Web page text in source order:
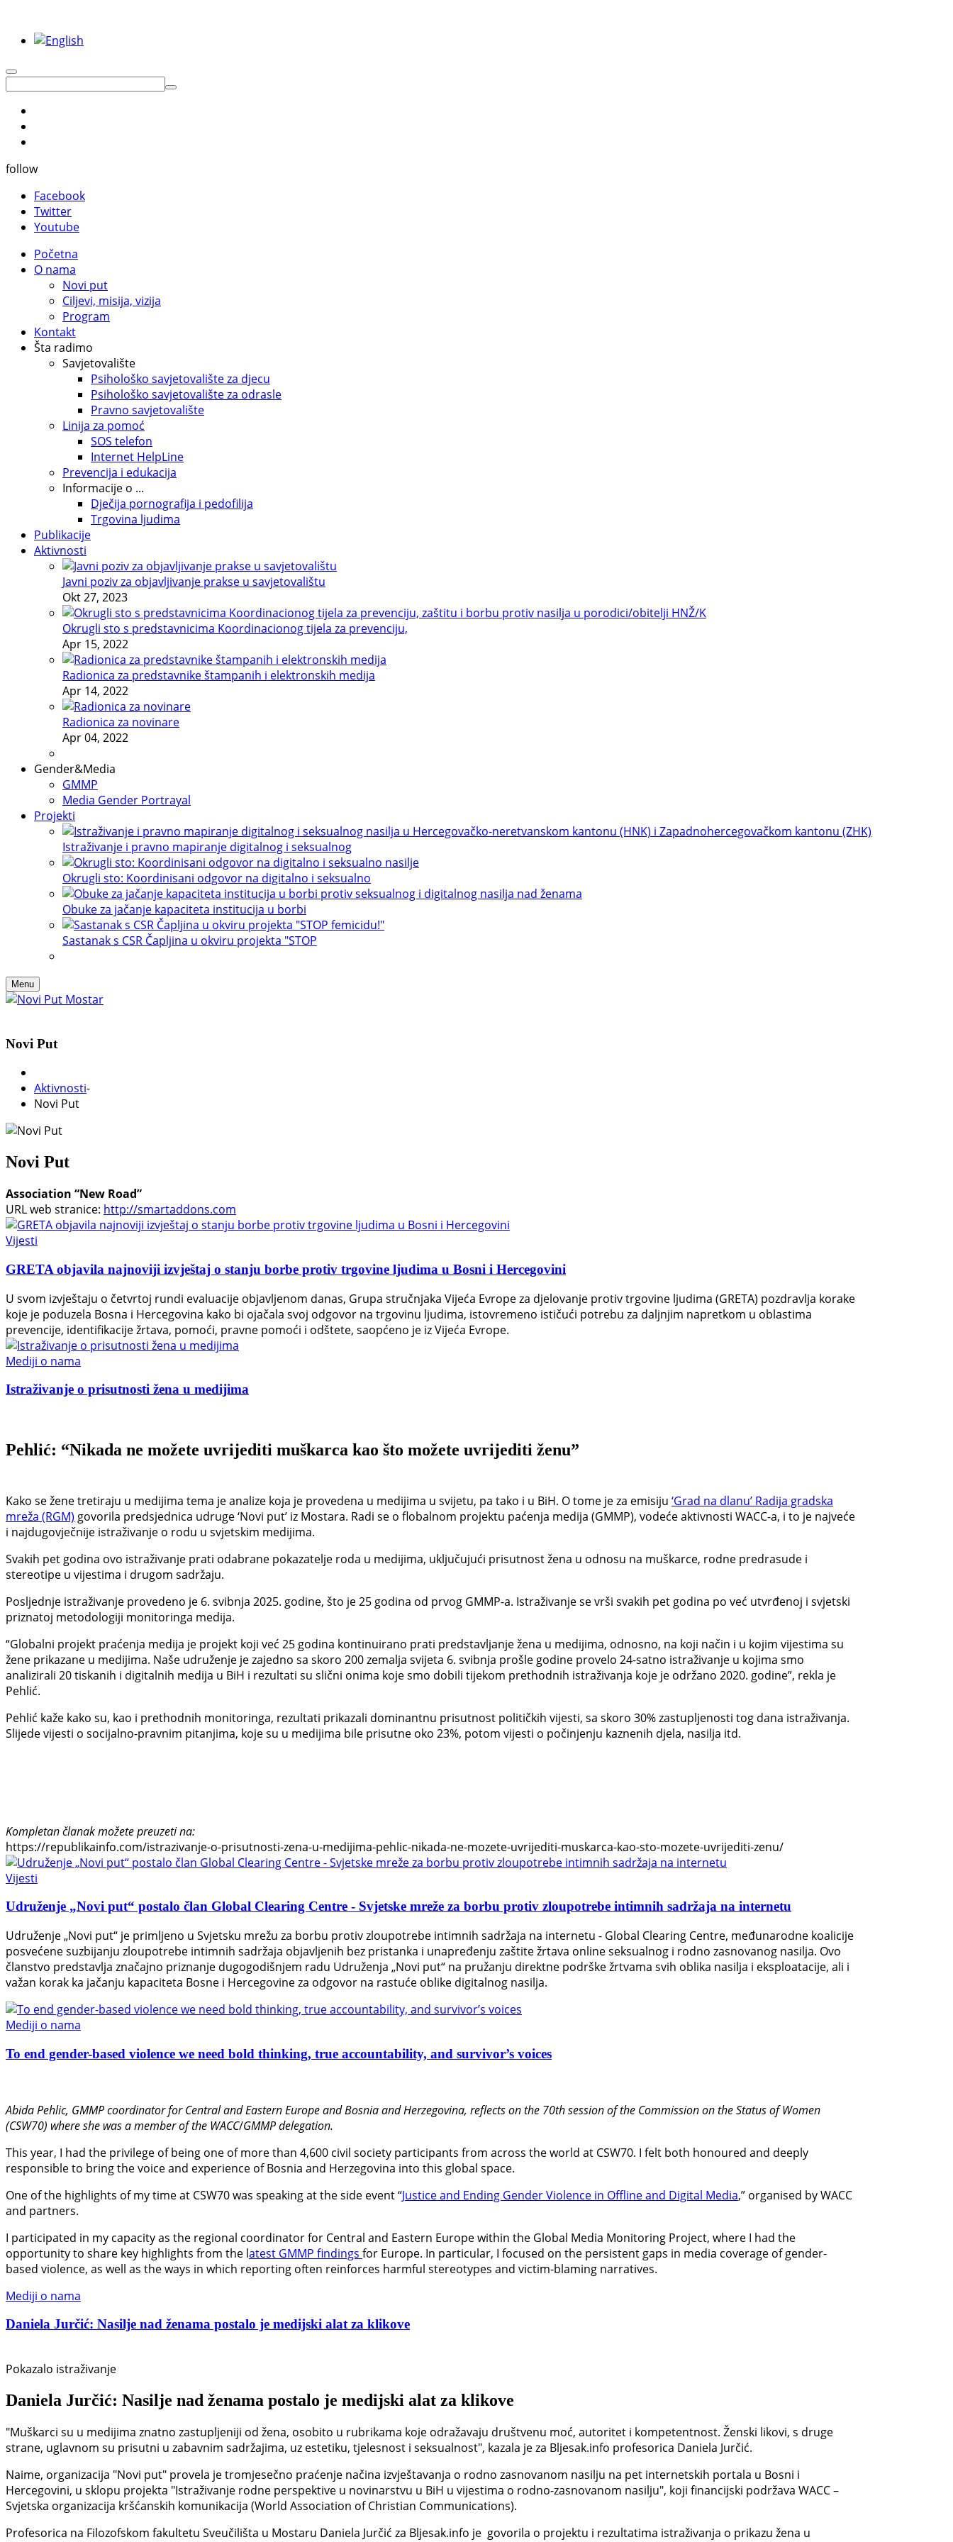
follow
Facebook
Twitter
Youtube
Početna
O nama
Novi put
Ciljevi, misija, vizija
Program
Kontakt
Šta radimo
Savjetovalište
Psihološko savjetovalište za djecu
Psihološko savjetovalište za odrasle
Pravno savjetovalište
Linija za pomoć
SOS telefon
Internet HelpLine
Prevencija i edukacija
Informacije o ...
Dječija pornografija i pedofilija
Trgovina ljudima
Publikacije
Aktivnosti
Javni poziv za objavljivanje prakse u savjetovalištu
Okt 27, 2023
Okrugli sto s predstavnicima Koordinacionog tijela za prevenciju,
Apr 15, 2022
Radionica za predstavnike štampanih i elektronskih medija
Apr 14, 2022
Radionica za novinare
Apr 04, 2022
Gender&Media
GMMP
Media Gender Portrayal
Projekti
Istraživanje i pravno mapiranje digitalnog i seksualnog
Okrugli sto: Koordinisani odgovor na digitalno i seksualno
Obuke za jačanje kapaciteta institucija u borbi
Sastanak s CSR Čapljina u okviru projekta "STOP
Menu
Novi Put
Aktivnosti-
Novi Put
Novi Put
Association “New Road”
URL web stranice: http://smartaddons.com
Vijesti
GRETA objavila najnoviji izvještaj o stanju borbe protiv trgovine ljudima u Bosni i Hercegovini
U svom izvještaju o četvrtoj rundi evaluacije objavljenom danas, Grupa stručnjaka Vijeća Evrope za djelovanje protiv trgovine ljudima (GRETA) pozdravlja korake
koje je poduzela Bosna i Hercegovina kako bi ojačala svoj odgovor na trgovinu ljudima, istovremeno ističući potrebu za daljnjim napretkom u oblastima
prevencije, identifikacije žrtava, pomoći, pravne pomoći i odštete, saopćeno je iz Vijeća Evrope.
Mediji o nama
Istraživanje o prisutnosti žena u medijima
Pehlić: “Nikada ne možete uvrijediti muškarca kao što možete uvrijediti ženu”
Kako se žene tretiraju u medijima tema je analize koja je provedena u medijima u svijetu, pa tako i u BiH. O tome je za emisiju ‘Grad na dlanu’ Radija gradska
mreža (RGM) govorila predsjednica udruge ‘Novi put’ iz Mostara. Radi se o flobalnom projektu paćenja medija (GMMP), vodeće aktivnosti WACC-a, i to je najveće
i najdugovječnije istraživanje o rodu u svjetskim medijima.
Svakih pet godina ovo istraživanje prati odabrane pokazatelje roda u medijima, uključujući prisutnost žena u odnosu na muškarce, rodne predrasude i
stereotipe u vijestima i drugom sadržaju.
Posljednje istraživanje provedeno je 6. svibnja 2025. godine, što je 25 godina od prvog GMMP-a. Istraživanje se vrši svakih pet godina po već utvrđenoj i svjetski
priznatoj metodologiji monitoringa medija.
“Globalni projekt praćenja medija je projekt koji već 25 godina kontinuirano prati predstavljanje žena u medijima, odnosno, na koji način i u kojim vijestima su
žene prikazane u medijima. Naše udruženje je zajedno sa skoro 200 zemalja svijeta 6. svibnja prošle godine provelo 24-satno istraživanje u kojima smo
analizirali 20 tiskanih i digitalnih medija u BiH i rezultati su slični onima koje smo dobili tijekom prethodnih istraživanja koje je održano 2020. godine”, rekla je
Pehlić.
Pehlić kaže kako su, kao i prethodnih monitoringa, rezultati prikazali dominantnu prisutnost političkih vijesti, sa skoro 30% zastupljenosti tog dana istraživanja.
Slijede vijesti o socijalno-pravnim pitanjima, koje su u medijima bile prisutne oko 23%, potom vijesti o počinjenju kaznenih djela, nasilja itd.
Kompletan članak možete preuzeti na:
https://republikainfo.com/istrazivanje-o-prisutnosti-zena-u-medijima-pehlic-nikada-ne-mozete-uvrijediti-muskarca-kao-sto-mozete-uvrijediti-zenu/
Vijesti
Udruženje „Novi put“ postalo član Global Clearing Centre - Svjetske mreže za borbu protiv zloupotrebe intimnih sadržaja na internetu
Udruženje „Novi put“ je primljeno u Svjetsku mrežu za borbu protiv zloupotrebe intimnih sadržaja na internetu - Global Clearing Centre, međunarodne koalicije
posvećene suzbijanju zloupotrebe intimnih sadržaja objavljenih bez pristanka i unapređenju zaštite žrtava online seksualnog i rodno zasnovanog nasilja. Ovo
članstvo predstavlja značajno priznanje dugogodišnjem radu Udruženja „Novi put“ na pružanju direktne podrške žrtvama svih oblika nasilja i eksploatacije, ali i
važan korak ka jačanju kapaciteta Bosne i Hercegovine za odgovor na rastuće oblike digitalnog nasilja.
Mediji o nama
To end gender-based violence we need bold thinking, true accountability, and survivor’s voices
Abida Pehlic, GMMP coordinator for Central and Eastern Europe and Bosnia and Herzegovina, reflects on the 70th session of the Commission on the Status of Women
(CSW70) where she was a member of the WACC/GMMP delegation.
This year, I had the privilege of being one of more than 4,600 civil society participants from across the world at CSW70. I felt both honoured and deeply
responsible to bring the voice and experience of Bosnia and Herzegovina into this global space.
One of the highlights of my time at CSW70 was speaking at the side event “Justice and Ending Gender Violence in Offline and Digital Media,” organised by WACC
and partners.
I participated in my capacity as the regional coordinator for Central and Eastern Europe within the Global Media Monitoring Project, where I had the
opportunity to share key highlights from the latest GMMP findings for Europe. In particular, I focused on the persistent gaps in media coverage of gender-
based violence, as well as the ways in which reporting often reinforces harmful stereotypes and victim-blaming narratives.
Mediji o nama
Daniela Jurčić: Nasilje nad ženama postalo je medijski alat za klikove
Pokazalo istraživanje
Daniela Jurčić: Nasilje nad ženama postalo je medijski alat za klikove
"Muškarci su u medijima znatno zastupljeniji od žena, osobito u rubrikama koje odražavaju društvenu moć, autoritet i kompetentnost. Ženski likovi, s druge
strane, uglavnom su prisutni u zabavnim sadržajima, uz estetiku, tjelesnost i seksualnost", kazala je za Bljesak.info profesorica Daniela Jurčić.
Naime, organizacija "Novi put" provela je tromjesečno praćenje načina izvještavanja o rodno zasnovanom nasilju na pet internetskih portala u Bosni i
Hercegovini, u sklopu projekta "Istraživanje rodne perspektive u novinarstvu u BiH u vijestima o rodno-zasnovanom nasilju", koji financijski podržava WACC –
Svjetska organizacija kršćanskih komunikacija (World Association of Christian Communications).
Profesorica na Filozofskom fakultetu Sveučilišta u Mostaru Daniela Jurčić za Bljesak.info je govorila o projektu i rezultatima istraživanja o prikazu žena u